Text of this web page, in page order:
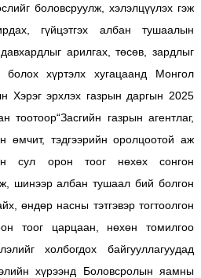
боловсруулж, хэлэлцүүлэх гэж
гүйцэтгэх албан тушаалын
арилгах, төсөв, зардлыг
хүртэлх хугацаанд Монгол
Хэрэг эрхлэх газрын даргын 2025
газрын агентлаг,
өмчит, тэдгээрийн оролцоотой аж
сул орон тоог нөхөх сонгон
шинээр албан тушаал бий болгон
өндөр насны тэтгэвэр тогтоолгон
тоог царцаан, нөхөн томилгоо
холбогдох байгууллагуудад
хүрээнд Боловсролын яамны